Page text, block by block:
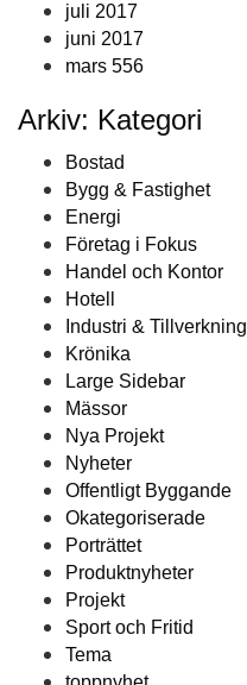
juli 2017
juni 2017
mars 556
Arkiv: Kategori
Bostad
Bygg & Fastighet
Energi
Företag i Fokus
Handel och Kontor
Hotell
Industri & Tillverkning
Krönika
Large Sidebar
Mässor
Nya Projekt
Nyheter
Offentligt Byggande
Okategoriserade
Porträttet
Produktnyheter
Projekt
Sport och Fritid
Tema